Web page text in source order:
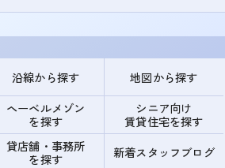
沿線から探す 地図から探す
ヘーベルメゾン
を探す
シニア向け
賃貸住宅を探す
貸店舗・事務所
を探す
新着スタッフブログ